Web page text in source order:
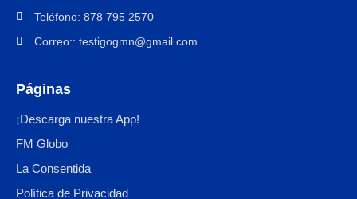
Teléfono: 878 795 2570
Correo:: testigogmn@gmail.com
Páginas
¡Descarga nuestra App!
FM Globo
La Consentida
Política de Privacidad